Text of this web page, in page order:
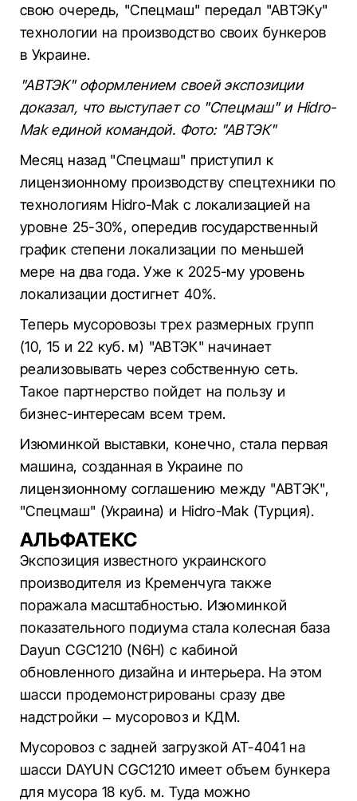
свою очередь, "Спецмаш" передал "АВТЭКу"
технологии на производство своих бункеров
в Украине.
"АВТЭК" оформлением своей экспозиции
доказал, что выступает со "Спецмаш" и Hidro-
Mak единой командой. Фото: "АВТЭК"
Месяц назад "Спецмаш" приступил к
лицензионному производству спецтехники по
технологиям Hidro-Mak с локализацией на
уровне 25-30%, опередив государственный
график степени локализации по меньшей
мере на два года. Уже к 2025-му уровень
локализации достигнет 40%.
Теперь мусоровозы трех размерных групп
(10, 15 и 22 куб. м) "АВТЭК" начинает
реализовывать через собственную сеть.
Такое партнерство пойдет на пользу и
бизнес-интересам всем трем.
Изюминкой выставки, конечно, стала первая
машина, созданная в Украине по
лицензионному соглашению между "АВТЭК",
"Спецмаш" (Украина) и Hidro-Mak (Турция).
АЛЬФАТЕКС
Экспозиция известного украинского
производителя из Кременчуга также
поражала масштабностью. Изюминкой
показательного подиума стала колесная база
Dayun CGC1210 (N6H) с кабиной
обновленного дизайна и интерьера. На этом
шасси продемонстрированы сразу две
надстройки – мусоровоз и КДМ.
Мусоровоз с задней загрузкой АТ-4041 на
шасси DAYUN CGC1210 имеет объем бункера
для мусора 18 куб. м. Туда можно